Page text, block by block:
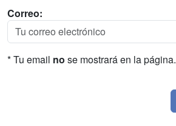
Correo:
* Tu email no se mostrará en la página.